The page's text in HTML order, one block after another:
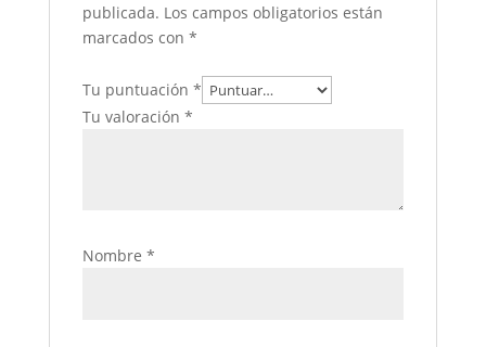
publicada. Los campos obligatorios están
marcados con *
Tu puntuación *
Tu valoración *
Nombre *